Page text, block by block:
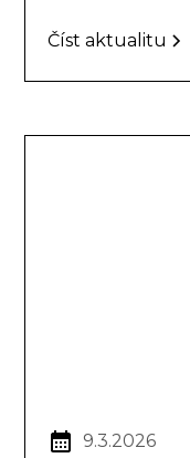
Číst aktualitu
9.3.2026